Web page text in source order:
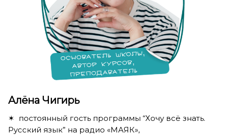
Алёна Чигирь
✶ постоянный гость программы “Хочу всё знать.
Русский язык” на радио «МАЯК»,